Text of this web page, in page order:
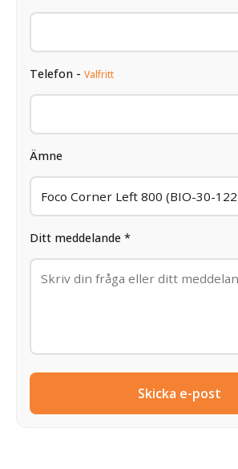
Telefon - Valfritt
Ämne
Ditt meddelande *
Skicka e-post